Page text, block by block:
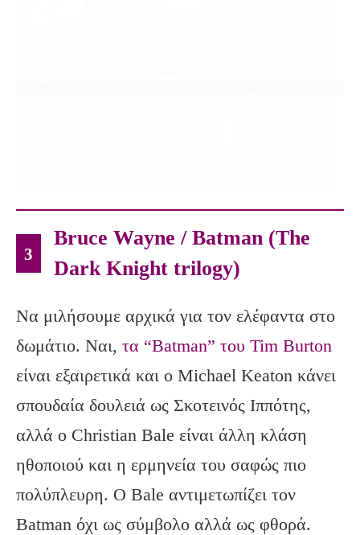
3
Bruce Wayne / Batman (The
Dark Knight trilogy)
Να μιλήσουμε αρχικά για τον ελέφαντα στο
δωμάτιο. Ναι, τα “Batman” του Tim Burton
είναι εξαιρετικά και ο Michael Keaton κάνει
σπουδαία δουλειά ως Σκοτεινός Ιππότης,
αλλά ο Christian Bale είναι άλλη κλάση
ηθοποιού και η ερμηνεία του σαφώς πιο
πολύπλευρη. Ο Bale αντιμετωπίζει τον
Batman όχι ως σύμβολο αλλά ως φθορά.